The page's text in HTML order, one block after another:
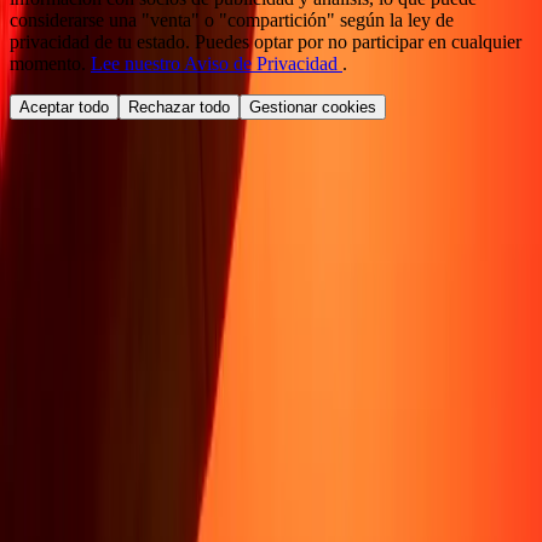
considerarse una "venta" o "compartición" según la ley de
privacidad de tu estado. Puedes optar por no participar en cualquier
momento. Lee nuestro Aviso de Privacidad .
Aceptar todo Rechazar todo Gestionar cookies